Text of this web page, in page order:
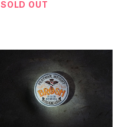
SOLD OUT